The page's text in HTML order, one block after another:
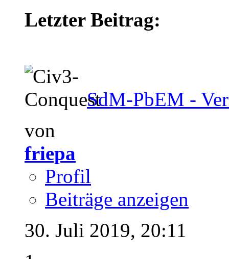
Letzter Beitrag:
SdM-PbEM -
von
friepa
Profil
Beiträge anzeigen
30. Juli 2019, 20:11